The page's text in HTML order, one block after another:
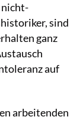
nicht-
sind
ganz
auf
arbeitenden